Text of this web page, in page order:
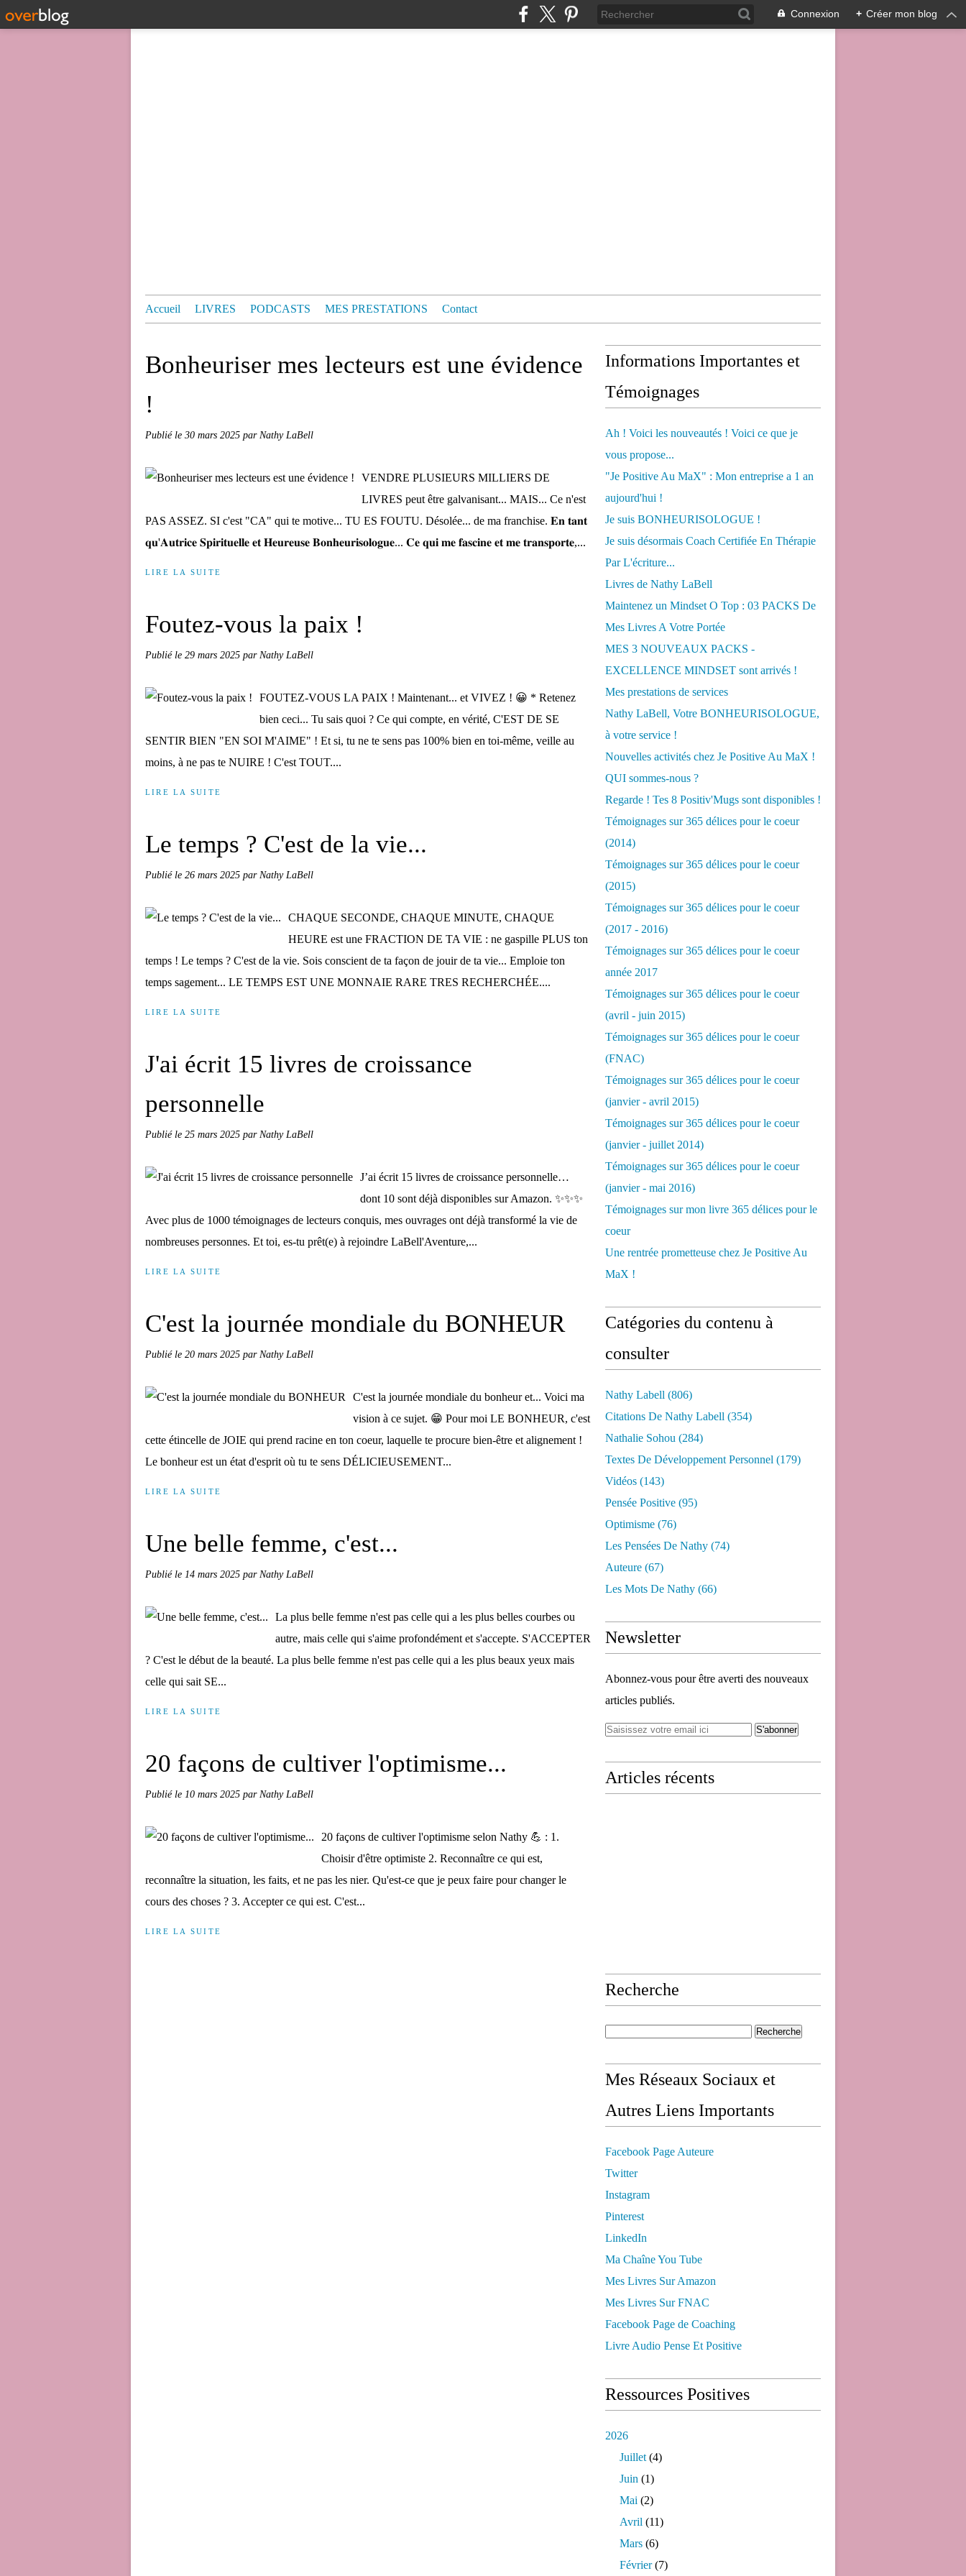
Connexion + Créer mon blog
Accueil LIVRES PODCASTS MES PRESTATIONS Contact
Bonheuriser mes lecteurs est une évidence
!
Publié le 30 mars 2025 par Nathy LaBell
VENDRE PLUSIEURS MILLIERS DE
LIVRES peut être galvanisant... MAIS... Ce n'est
PAS ASSEZ. SI c'est "CA" qui te motive... TU ES FOUTU. Désolée... de ma franchise. 𝐄𝐧 𝐭𝐚𝐧𝐭
𝐪𝐮'𝐀𝐮𝐭𝐫𝐢𝐜𝐞 𝐒𝐩𝐢𝐫𝐢𝐭𝐮𝐞𝐥𝐥𝐞 𝐞𝐭 𝐇𝐞𝐮𝐫𝐞𝐮𝐬𝐞 𝐁𝐨𝐧𝐡𝐞𝐮𝐫𝐢𝐬𝐨𝐥𝐨𝐠𝐮𝐞... 𝐂𝐞 𝐪𝐮𝐢 𝐦𝐞 𝐟𝐚𝐬𝐜𝐢𝐧𝐞 𝐞𝐭 𝐦𝐞 𝐭𝐫𝐚𝐧𝐬𝐩𝐨𝐫𝐭𝐞,...
LIRE LA SUITE
Foutez-vous la paix !
Publié le 29 mars 2025 par Nathy LaBell
FOUTEZ-VOUS LA PAIX ! Maintenant... et VIVEZ ! 😀 * Retenez
bien ceci... Tu sais quoi ? Ce qui compte, en vérité, C'EST DE SE
SENTIR BIEN "EN SOI M'AIME" ! Et si, tu ne te sens pas 100% bien en toi-même, veille au
moins, à ne pas te NUIRE ! C'est TOUT....
LIRE LA SUITE
Le temps ? C'est de la vie...
Publié le 26 mars 2025 par Nathy LaBell
CHAQUE SECONDE, CHAQUE MINUTE, CHAQUE
HEURE est une FRACTION DE TA VIE : ne gaspille PLUS ton
temps ! Le temps ? C'est de la vie. Sois conscient de ta façon de jouir de ta vie... Emploie ton
temps sagement... LE TEMPS EST UNE MONNAIE RARE TRES RECHERCHÉE....
LIRE LA SUITE
J'ai écrit 15 livres de croissance
personnelle
Publié le 25 mars 2025 par Nathy LaBell
J’ai écrit 15 livres de croissance personnelle…
dont 10 sont déjà disponibles sur Amazon. ✨✨✨
Avec plus de 1000 témoignages de lecteurs conquis, mes ouvrages ont déjà transformé la vie de
nombreuses personnes. Et toi, es-tu prêt(e) à rejoindre LaBell'Aventure,...
LIRE LA SUITE
C'est la journée mondiale du BONHEUR
Publié le 20 mars 2025 par Nathy LaBell
C'est la journée mondiale du bonheur et... Voici ma
vision à ce sujet. 😁 Pour moi LE BONHEUR, c'est
cette étincelle de JOIE qui prend racine en ton coeur, laquelle te procure bien-être et alignement !
Le bonheur est un état d'esprit où tu te sens DÉLICIEUSEMENT...
LIRE LA SUITE
Une belle femme, c'est...
Publié le 14 mars 2025 par Nathy LaBell
La plus belle femme n'est pas celle qui a les plus belles courbes ou
autre, mais celle qui s'aime profondément et s'accepte. S'ACCEPTER
? C'est le début de la beauté. La plus belle femme n'est pas celle qui a les plus beaux yeux mais
celle qui sait SE...
LIRE LA SUITE
20 façons de cultiver l'optimisme...
Publié le 10 mars 2025 par Nathy LaBell
20 façons de cultiver l'optimisme selon Nathy 💪 : 1.
Choisir d'être optimiste 2. Reconnaître ce qui est,
reconnaître la situation, les faits, et ne pas les nier. Qu'est-ce que je peux faire pour changer le
cours des choses ? 3. Accepter ce qui est. C'est...
LIRE LA SUITE
Informations Importantes et
Témoignages
Ah ! Voici les nouveautés ! Voici ce que je
vous propose...
"Je Positive Au MaX" : Mon entreprise a 1 an
aujourd'hui !
Je suis BONHEURISOLOGUE !
Je suis désormais Coach Certifiée En Thérapie
Par L'écriture...
Livres de Nathy LaBell
Maintenez un Mindset O Top : 03 PACKS De
Mes Livres A Votre Portée
MES 3 NOUVEAUX PACKS -
EXCELLENCE MINDSET sont arrivés !
Mes prestations de services
Nathy LaBell, Votre BONHEURISOLOGUE,
à votre service !
Nouvelles activités chez Je Positive Au MaX !
QUI sommes-nous ?
Regarde ! Tes 8 Positiv'Mugs sont disponibles !
Témoignages sur 365 délices pour le coeur
(2014)
Témoignages sur 365 délices pour le coeur
(2015)
Témoignages sur 365 délices pour le coeur
(2017 - 2016)
Témoignages sur 365 délices pour le coeur
année 2017
Témoignages sur 365 délices pour le coeur
(avril - juin 2015)
Témoignages sur 365 délices pour le coeur
(FNAC)
Témoignages sur 365 délices pour le coeur
(janvier - avril 2015)
Témoignages sur 365 délices pour le coeur
(janvier - juillet 2014)
Témoignages sur 365 délices pour le coeur
(janvier - mai 2016)
Témoignages sur mon livre 365 délices pour le
coeur
Une rentrée prometteuse chez Je Positive Au
MaX !
Catégories du contenu à
consulter
Nathy Labell (806)
Citations De Nathy Labell (354)
Nathalie Sohou (284)
Textes De Développement Personnel (179)
Vidéos (143)
Pensée Positive (95)
Optimisme (76)
Les Pensées De Nathy (74)
Auteure (67)
Les Mots De Nathy (66)
Newsletter
Abonnez-vous pour être averti des nouveaux
articles publiés.
Articles récents
Recherche
Mes Réseaux Sociaux et
Autres Liens Importants
Facebook Page Auteure
Twitter
Instagram
Pinterest
LinkedIn
Ma Chaîne You Tube
Mes Livres Sur Amazon
Mes Livres Sur FNAC
Facebook Page de Coaching
Livre Audio Pense Et Positive
Ressources Positives
2026
Juillet (4)
Juin (1)
Mai (2)
Avril (11)
Mars (6)
Février(7)